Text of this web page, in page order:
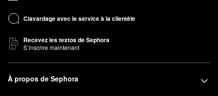
Clavardage avec le service à la clientèle
Recevez les textos de Sephora
S’inscrire maintenant
À propos de Sephora